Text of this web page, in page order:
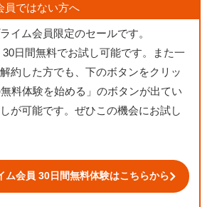
員ではない方へ
イム会員限定のセールです。
日間無料でお試し可能です。また一
約した方でも、下のボタンをクリッ
料体験を始める」のボタンが出てい
が可能です。ぜひこの機会にお試し
ム会員 30日間無料体験はこちらから